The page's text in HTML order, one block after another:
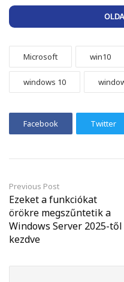
Microsoft win10
windows 10
Facebook Twitter
Previous Post
Ezeket a funkciókat
örökre megszűntetik a
Windows Server 2025-től
kezdve